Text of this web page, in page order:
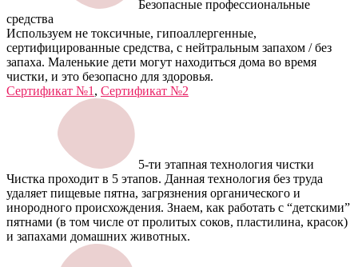
Безопасные профессиональные
средства
Используем не токсичные, гипоаллергенные,
сертифицированные средства, с нейтральным запахом / без
запаха. Маленькие дети могут находиться дома во время
чистки, и это безопасно для здоровья.
Сертификат №1 , Сертификат №2
5-ти этапная технология чистки
Чистка проходит в 5 этапов. Данная технология без труда
удаляет пищевые пятна, загрязнения органического и
инородного происхождения. Знаем, как работать с “детскими”
пятнами (в том числе от пролитых соков, пластилина, красок)
и запахами домашних животных.